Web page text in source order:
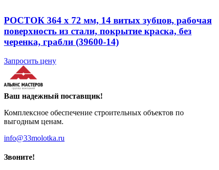
РОСТОК 364 x 72 мм, 14 витых зубцов, рабочая
поверхность из стали, покрытие краска, без
черенка, грабли (39600-14)
Запросить цену
Ваш надежный поставщик!
Комплексное обеспечение строительных объектов по
выгодным ценам.
info@33molotka.ru
Звоните!